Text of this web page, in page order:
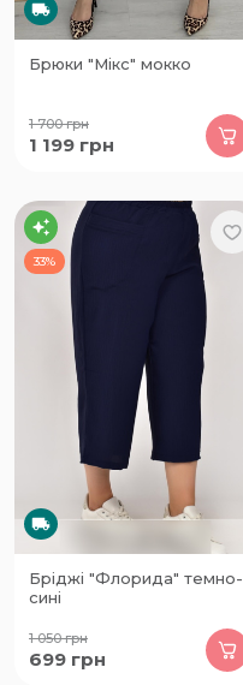
Брюки "Мікс" мокко
1 700грн
1 199 грн
33%
Бріджі "Флорида" темно-
сині
1 050грн
699 грн